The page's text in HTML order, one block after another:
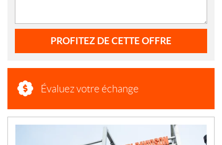
PROFITEZ DE CETTE OFFRE
Évaluez votre échange